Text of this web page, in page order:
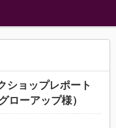
ショップレポート
ーアップ様）